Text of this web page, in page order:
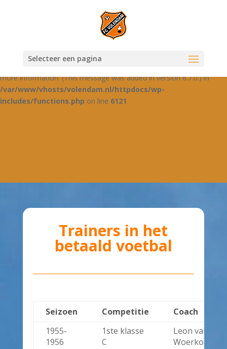
: Function _load_textdomain_just_in_time was called
. Translation loading for the
triggered too early. This is usually an indicator for some code in the
plugin or theme running too early. Translations should be loaded at
action or later. Please see Debugging in WordPress
more information. (This message was added in version 6.7.0.) in
/var/www/vhosts/volendam.nl/httpdocs/wp-
includes/functions.php on line 6121
Selecteer een pagina
Trainers in het
betaald voetbal
Seizoen Competitie
Coach
1955-
1956
1ste klasse
C
Leon van
Woerkom